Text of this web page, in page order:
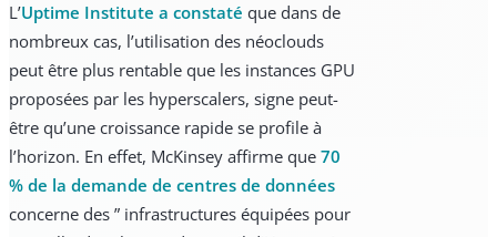
L’Uptime Institute a constaté que dans de
nombreux cas, l’utilisation des néoclouds
peut être plus rentable que les instances GPU
proposées par les hyperscalers, signe peut-
être qu’une croissance rapide se profile à
l’horizon. En effet, McKinsey affirme que 70
% de la demande de centres de données
concerne des ” infrastructures équipées pour